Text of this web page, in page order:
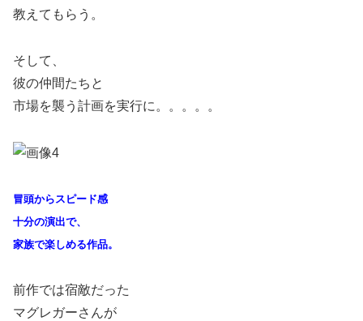
教えてもらう。
そして、
彼の仲間たちと
市場を襲う計画を実行に。。。。。
冒頭からスピード感
十分の演出で、
家族で楽しめる作品。
前作では宿敵だった
マグレガーさんが